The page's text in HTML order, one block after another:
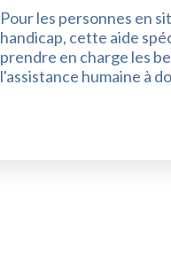
Pour les personnes en
handicap, cette aide
prendre en charge les
l'assistance humaine à